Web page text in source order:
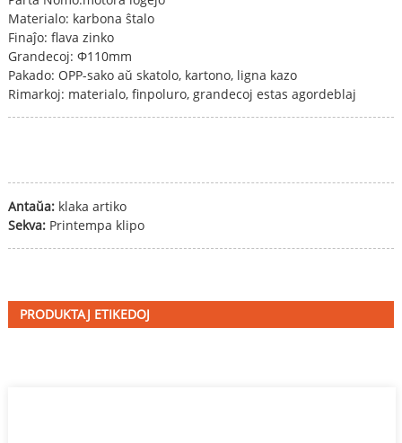
Materialo: karbona ŝtalo
Finaĵo: flava zinko
Grandecoj: Φ110mm
Pakado: OPP-sako aŭ skatolo, kartono, ligna kazo
Rimarkoj: materialo, finpoluro, grandecoj estas agordeblaj
Antaŭa: klaka artiko
Sekva: Printempa klipo
PRODUKTAJ ETIKEDOJ